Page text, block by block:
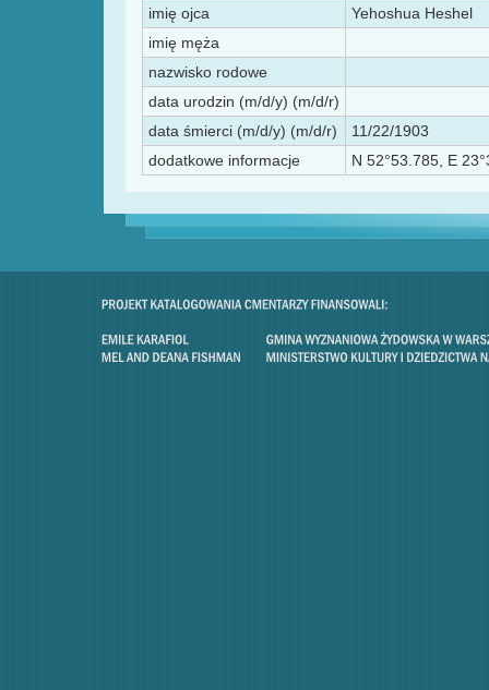
imię ojca
Yehoshua Heshel
imię męża
nazwisko rodowe
data urodzin (m/d/y) (m/d/r)
data śmierci (m/d/y) (m/d/r)
11/22/1903
dodatkowe informacje
N 52°53.785, E